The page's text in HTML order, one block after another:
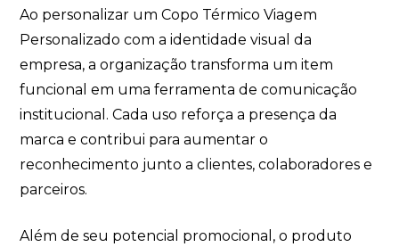
Ao personalizar um Copo Térmico Viagem
Personalizado com a identidade visual da
empresa, a organização transforma um item
funcional em uma ferramenta de comunicação
institucional. Cada uso reforça a presença da
marca e contribui para aumentar o
reconhecimento junto a clientes, colaboradores e
parceiros.
Além de seu potencial promocional, o produto